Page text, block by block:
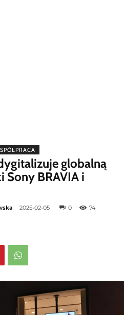
globalną
Sony BRAVIA i
2025-02-05 0 74